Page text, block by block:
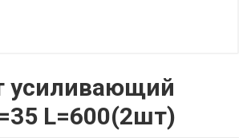
усиливающий
L=600(2шт)